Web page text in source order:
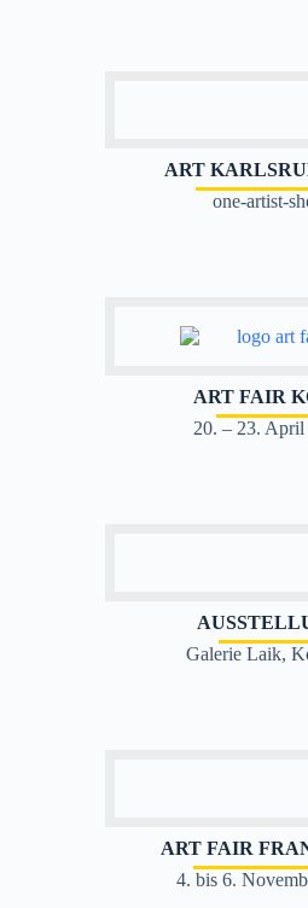
ART
one-artist-
ART FAIR
20. – 23. April
Galerie Laik,
ART FAIR
4. bis 6.